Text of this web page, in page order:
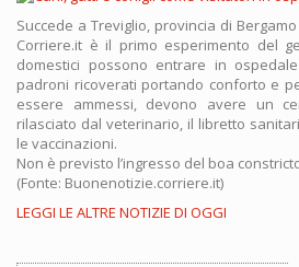
Succede a Treviglio, provincia di
Corriere.it è il primo esperimento del
domestici possono entrare in
padroni ricoverati portando conforto e
essere ammessi, devono avere un
rilasciato dal veterinario, il libretto
le vaccinazioni.
Non è previsto l’ingresso del boa
(Fonte: Buonenotizie.corriere.it)
LEGGI LE ALTRE NOTIZIE DI OGGI